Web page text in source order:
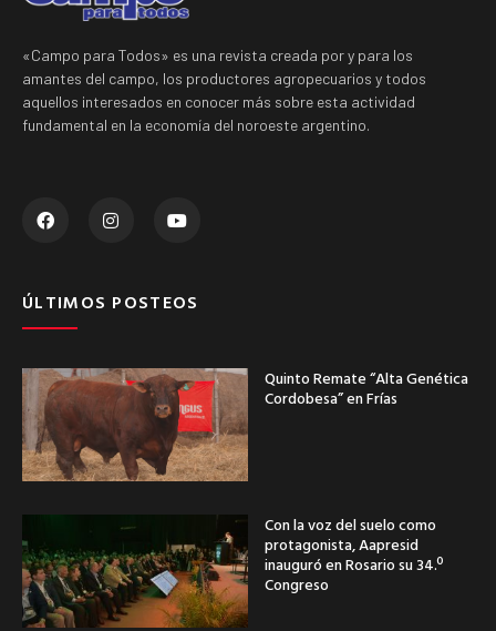
«Campo para Todos» es una revista creada por y para los
amantes del campo, los productores agropecuarios y todos
aquellos interesados en conocer más sobre esta actividad
fundamental en la economía del noroeste argentino.
ÚLTIMOS POSTEOS
Quinto Remate “Alta Genética
Cordobesa” en Frías
Con la voz del suelo como
protagonista, Aapresid
inauguró en Rosario su 34.º
Congreso